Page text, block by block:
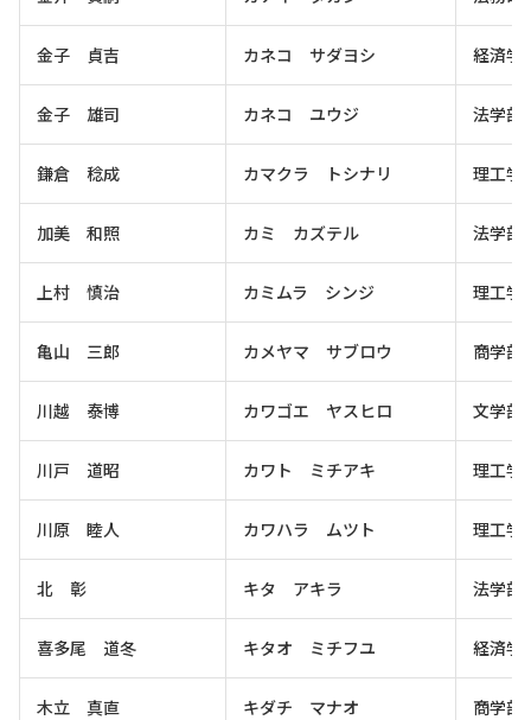
金子 貞吉 カネコ サダヨシ 経済学
金子 雄司 カネコ ユウジ 法学部
鎌倉 稔成 カマクラ トシナリ 理工学
加美 和照 カミ カズテル 法学部
上村 慎治 カミムラ シンジ 理工学
亀山 三郎 カメヤマ サブロウ 商学部
川越 泰博 カワゴエ ヤスヒロ 文学部
川戸 道昭 カワト ミチアキ 理工学
川原 睦人 カワハラ ムツト 理工学
北 彰 キタ アキラ 法学部
喜多尾 道冬 キタオ ミチフユ 経済学
木立 真直 キダチ マナオ 商学部